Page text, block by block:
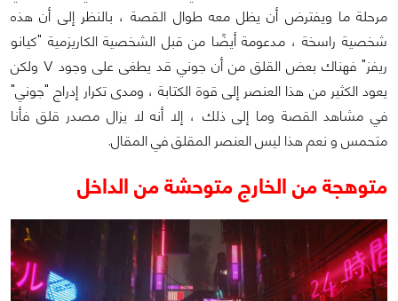
مرحلة ما ويفترض أن يظل معه طوال القصة ، بالنظر إلى أن هذه
شخصية راسخة ، مدعومة أيضًا من قبل الشخصية الكاريزمية "كيانو
ريفز" فهناك بعض القلق من أن جوني قد يطغى على وجود V ولكن
يعود الكثير من هذا العنصر إلى قوة الكتابة ، ومدى تكرار إدراج "جوني"
في مشاهد القصة وما إلى ذلك ، إلا أنه لا يزال مصدر قلق فأنا
متحمس و نعم هذا ليس العنصر المقلق في المقال.
متوهجة من الخارج متوحشة من الداخل